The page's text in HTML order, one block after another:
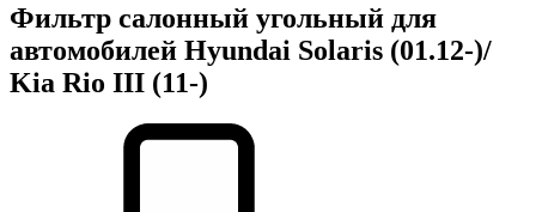
Фильтр салонный угольный для
автомобилей Hyundai Solaris (01.12-)/
Kia Rio III (11-)